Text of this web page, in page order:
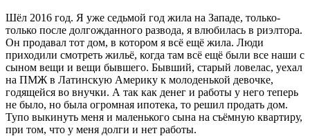
Шёл 2016 год. Я уже седьмой год жила на Западе, только-
только после долгожданного развода, я влюбилась в риэлтора.
Он продавал тот дом, в котором я всё ещё жила. Люди
приходили смотреть жильё, когда там всё ещё были все наши с
сыном вещи и вещи бывшего. Бывший, старый ловелас, уехал
на ПМЖ в Латинскую Америку к молоденькой девочке,
годящейся во внучки. А так как денег и работы у него теперь
не было, но была огромная ипотека, то решил продать дом.
Тупо выкинуть меня и маленького сына на съёмную квартиру,
при том, что у меня долги и нет работы.